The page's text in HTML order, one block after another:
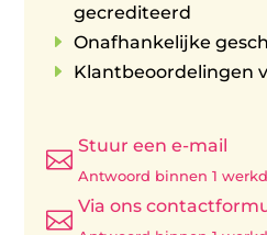
gecrediteerd
E Onafhankelijke
E Klantbeoordelingen

Stuur een e-mail
Antwoord binnen 1

Via ons